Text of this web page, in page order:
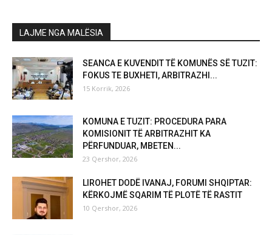
LAJME NGA MALËSIA
SEANCA E KUVENDIT TË KOMUNËS SË TUZIT:
FOKUS TE BUXHETI, ARBITRAZHI...
15 Korrik, 2026
KOMUNA E TUZIT: PROCEDURA PARA
KOMISIONIT TË ARBITRAZHIT KA
PËRFUNDUAR, MBETEN...
23 Qershor, 2026
LIROHET DODË IVANAJ, FORUMI SHQIPTAR:
KËRKOJMË SQARIM TË PLOTË TË RASTIT
10 Qershor, 2026